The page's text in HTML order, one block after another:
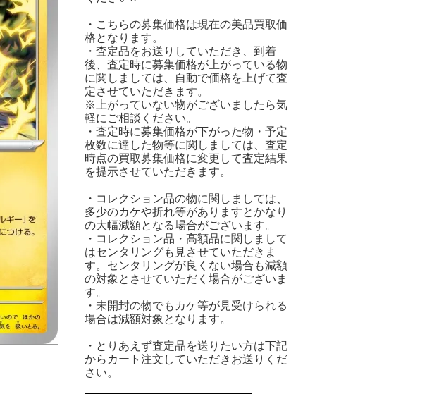
・こちらの募集価格は現在の美品買取価
格となります。
・査定品をお送りしていただき、到着
後、査定時に募集価格が上がっている物
に関しましては、自動で価格を上げて査
定させていただきます。
※上がっていない物がございましたら気
軽にご相談ください。
・査定時に募集価格が下がった物・予定
枚数に達した物等に関しましては、査定
時点の買取募集価格に変更して査定結果
を提示させていただきます。
・コレクション品の物に関しましては、
多少のカケや折れ等がありますとかなり
の大幅減額となる場合がございます。
・コレクション品・高額品に関しまして
はセンタリングも見させていただきま
す。センタリングが良くない場合も減額
の対象とさせていただく場合がございま
す。
・未開封の物でもカケ等が見受けられる
場合は減額対象となります。
・とりあえず査定品を送りたい方は下記
からカート注文していただきお送りくだ
さい。